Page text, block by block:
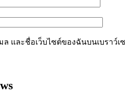
ล และชื่อเว็บไซต์ของฉันบนเบราว์